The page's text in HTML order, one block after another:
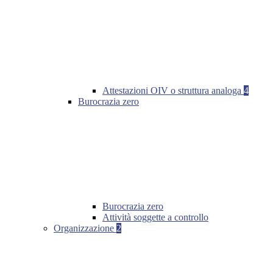
Attestazioni OIV o struttura analoga 4
Burocrazia zero
Burocrazia zero
Attività soggette a controllo
Organizzazione 2